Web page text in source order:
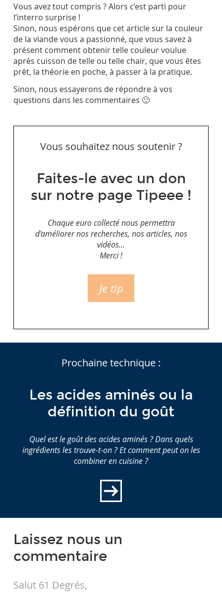
Vous avez tout compris ? Alors c’est parti pour
l’interro surprise !
Sinon, nous espérons que cet article sur la couleur
de la viande vous a passionné, que vous savez à
présent comment obtenir telle couleur voulue
après cuisson de telle ou telle chair, que vous êtes
prêt, la théorie en poche, à passer à la pratique.
Sinon, nous essayerons de répondre à vos
questions dans les commentaires 🙂
Vous souhaitez nous soutenir ?
Faites-le avec un don
sur notre page Tipeee !
Chaque euro collecté nous permettra
d'améliorer nos recherches, nos articles, nos
vidéos...
Merci !
Je tip
Prochaine technique :
Les acides aminés ou la
définition du goût
Quel est le goût des acides aminés ? Dans quels
ingrédients les trouve-t-on ? Et comment peut on les
combiner en cuisine ?
Laissez nous un
commentaire
Salut 61 Degrés,